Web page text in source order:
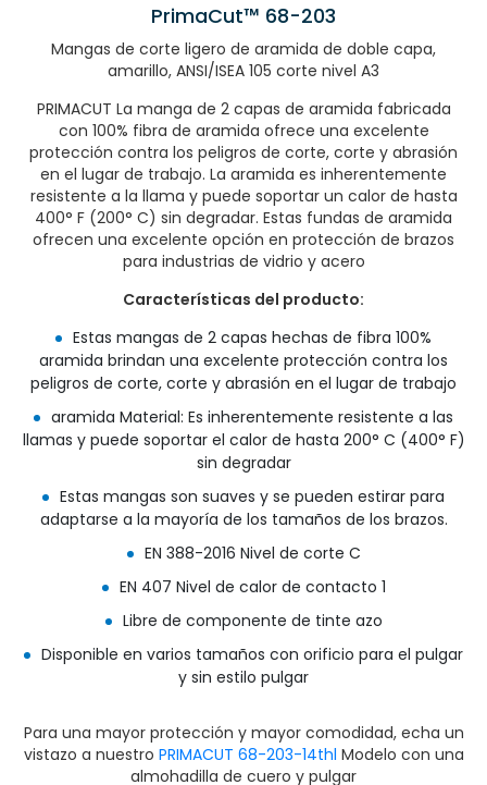
PrimaCut™ 68-203
Mangas de corte ligero de aramida de doble capa,
amarillo, ANSI/ISEA 105 corte nivel A3
PRIMACUT La manga de 2 capas de aramida fabricada
con 100% fibra de aramida ofrece una excelente
protección contra los peligros de corte, corte y abrasión
en el lugar de trabajo. La aramida es inherentemente
resistente a la llama y puede soportar un calor de hasta
400° F (200° C) sin degradar. Estas fundas de aramida
ofrecen una excelente opción en protección de brazos
para industrias de vidrio y acero
Características del producto:
Estas mangas de 2 capas hechas de fibra 100%
aramida brindan una excelente protección contra los
peligros de corte, corte y abrasión en el lugar de trabajo
aramida Material: Es inherentemente resistente a las
llamas y puede soportar el calor de hasta 200° C (400° F)
sin degradar
Estas mangas son suaves y se pueden estirar para
adaptarse a la mayoría de los tamaños de los brazos.
EN 388-2016 Nivel de corte C
EN 407 Nivel de calor de contacto 1
Libre de componente de tinte azo
Disponible en varios tamaños con orificio para el pulgar
y sin estilo pulgar
Para una mayor protección y mayor comodidad, echa un
vistazo a nuestro PRIMACUT 68-203-14thl Modelo con una
almohadilla de cuero y pulgar